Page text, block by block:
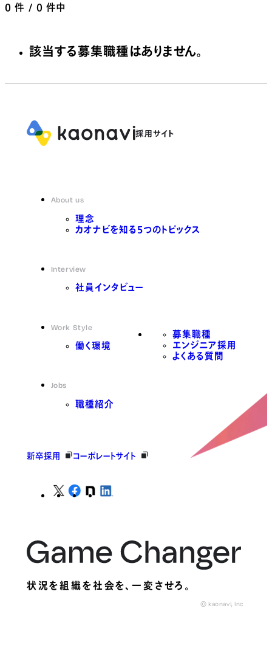
0 件 / 0 件中
該当する募集職種はありません。
About us
理念
カオナビを知る5つのトピックス
Interview
社員インタビュー
Work Style
働く環境
Jobs
職種紹介
募集職種
エンジニア採用
よくある質問
新卒採用 コーポレートサイト
状況を組織を社会を、一変させろ。
© kaonavi, Inc